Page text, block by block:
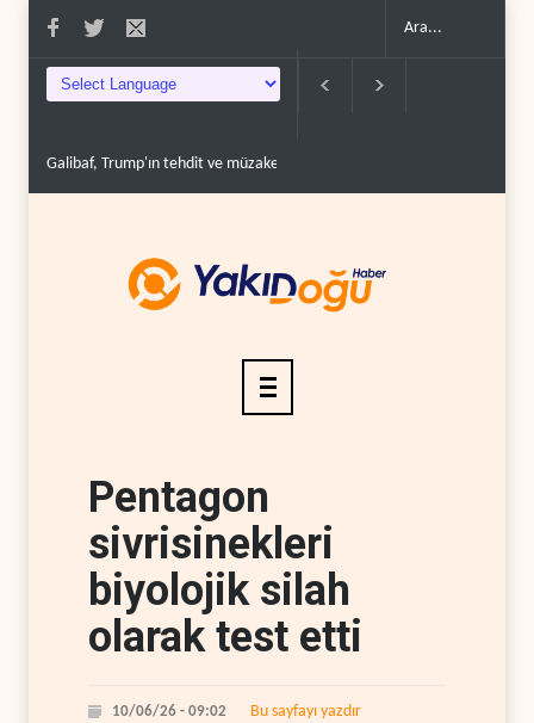
Galibaf, Trump'ın tehdit ve müzakere mesajlarıyla alay et..
Pentagon
sivrisinekleri
biyolojik silah
olarak test etti
10/06/26 - 09:02 Bu sayfayı yazdır